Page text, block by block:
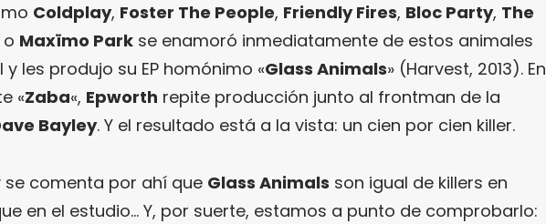
Coldplay, Foster The People, Friendly Fires, Bloc Party, The
o Maxïmo Park se enamoró inmediatamente de estos animales
y les produjo su EP homónimo «Glass Animals» (Harvest, 2013). En
«Zaba«, Epworth repite producción junto al frontman de la
Bayley. Y el resultado está a la vista: un cien por cien killer.
se comenta por ahí que Glass Animals son igual de killers en
en el estudio… Y, por suerte, estamos a punto de comprobarlo: